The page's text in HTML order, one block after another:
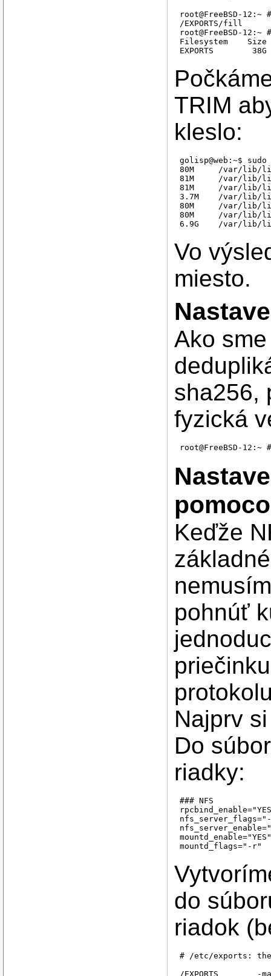
root@FreeBSD-
/EXPORTS/fill
root@FreeBSD-12:~
Filesystem    Size
TRIM
kleslo:
golisp@web:~$
80M	/var/lib/libvirt/images/FreeBSD-12-ZFS-1.qcow2
81M	/var/lib/libvirt/images/FreeBSD-12-ZFS-2.qcow2
81M	/var/lib/libvirt/images/FreeBSD-12-ZFS-3.qcow2
3.7M	/var/lib/libvirt/images/FreeBSD-12-ZFS-4.qcow2
80M	/var/lib/libvirt/images/FreeBSD-12-ZFS-5.qcow2
80M	/var/lib/libvirt/images/FreeBSD-12-ZFS-6.qcow2
Vo
miesto.
Ako
sha256,
fyzická
Keďže
pohnúť
Najprv
Do
riadky:
### NFS
do
riadok
# /etc/exports: